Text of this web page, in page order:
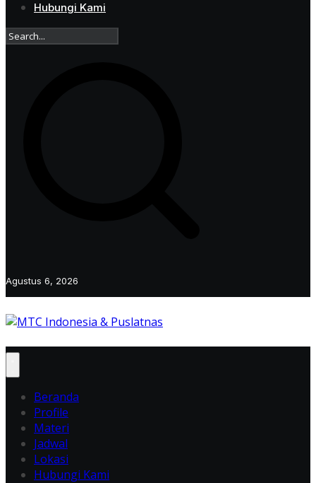
Hubungi Kami
Agustus 6, 2026
Beranda
Profile
Materi
Jadwal
Lokasi
Hubungi Kami